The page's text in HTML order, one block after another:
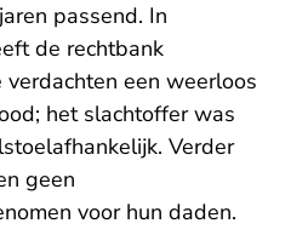
passend. In
de rechtbank
een weerloos
het slachtoffer was
Verder
geen
voor hun daden.